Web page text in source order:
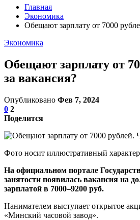
Главная
Экономика
Обещают зарплату от 7000
Экономика
Обещают зарплату от
за вакансия?
Опубликовано Фев 7, 2024
0 2
Поделится
Фото носит иллюстративный характер
На официальном портале
занятости появилась вакансия на
зарплатой в 7000–9200 руб.
Нанимателем выступает открытое
«Минский часовой завод».